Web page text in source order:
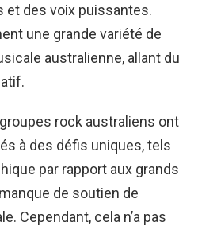
et des voix puissantes.
une grande variété de
australienne, allant du
rock australiens ont
à des défis uniques, tels
par rapport aux grands
de soutien de
Cependant, cela n’a pas